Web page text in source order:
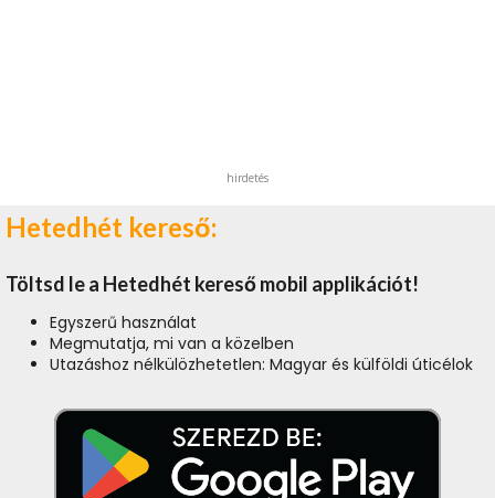
hirdetés
Hetedhét kereső:
Töltsd le a Hetedhét kereső mobil applikációt!
Egyszerű használat
Megmutatja, mi van a közelben
Utazáshoz nélkülözhetetlen: Magyar és külföldi úticélok